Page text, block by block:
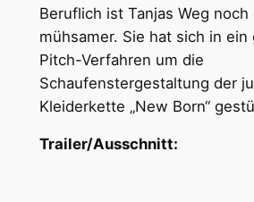
Beruflich ist Tanjas Weg noch
mühsamer. Sie hat sich in ein
Pitch-Verfahren um die
Schaufenstergestaltung der
Kleiderkette „New Born“
Trailer/Ausschnitt: